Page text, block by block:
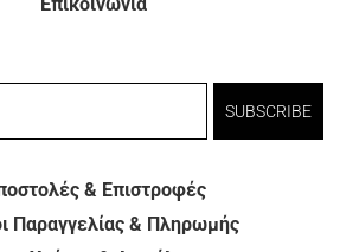
SUBSCRIBE
& Επιστροφές
Παραγγελίας & Πληρωμής